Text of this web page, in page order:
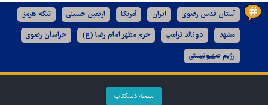
آستان قدس رضوی ایران آمریکا اربعین حسینی تنگه هرمز
مشهد دونالد ترامپ حرم مطهر امام رضا (ع) خراسان رضوی
رژیم صهیونیستی
نسخه دسکتاپ